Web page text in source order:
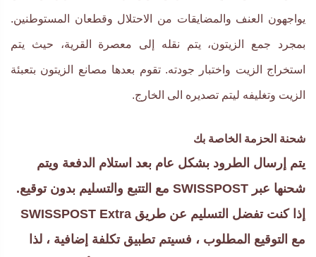
يواجهون العنف والمضايقات من الاحتلال وقطعان المستوطنين.
بمجرد جمع الزيتون، يتم نقله إلى معصرة القرية، حيث يتم
استخراج الزيت واختبار جودته. تقوم بعدها مصانع الزيتون بتعبئة
الزيت وتغليفه ليتم تصديره الى الخارج.
شحنة الحزمة الخاصة بك
يتم إرسال الطرود بشكل عام بعد استلام الدفعة ويتم
شحنها عبر SWISSPOST مع التتبع والتسليم بدون توقيع.
إذا كنت تفضل التسليم عن طريق SWISSPOST Extra
مع التوقيع المطلوب ، فسيتم تطبيق تكلفة إضافية ، لذا